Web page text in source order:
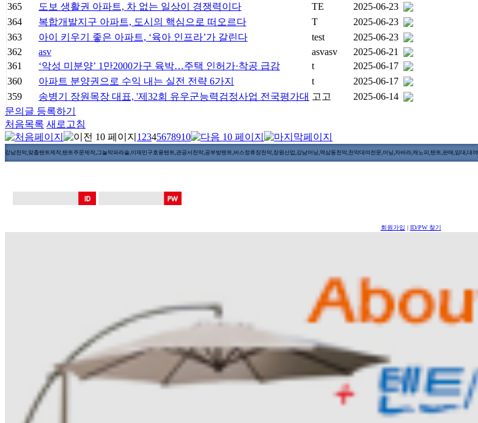
365
도보 생활권 아파트, 차 없는 일상이 경쟁력이다 TE
2025-06-23
364
복합개발지구 아파트, 도시의 핵심으로 떠오르다 T
2025-06-23
363
아이 키우기 좋은 아파트, ‘육아 인프라’가 갈린다 test
2025-06-23
362
asv asvasv
2025-06-21
361
‘악성 미분양’ 1만2000가구 육박…주택 인허가·착공 급감 t
2025-06-17
360
아파트 분양권으로 수익 내는 실전 전략 6가지 t
2025-06-17
359
송병기 장원목장 대표, '제32회 유우군능력검정사업 전국평가대 고고
2025-06-14
문의글 등록하기
처음목록 새로고침
1 2345678910
강남천막,맞춤텐트제작,텐트주문제작,그늘막파라솔,이재민구호용텐트,관공서천막,공부방텐트,버스정류장천막,장원산업,강남어닝,역삼동천막,천막대여전문,어닝,자바라,캐노피,텐트,판매,임대,대여
회원가입 | ID/PW 찾기